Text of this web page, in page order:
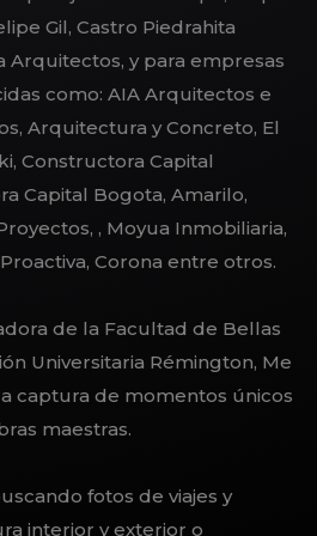
Gil, Castro Piedrahita
Arquitectos, y para empresas
como: AIA Arquitectos e
Arquitectura y Concreto, El
Constructora Capital
Capital Bogota, Amarilo,
, Moyua Inmobiliaria,
Corona entre otros.
de la Facultad de Bellas
Universitaria Rémington, Me
captura de momentos únicos
maestras.
fotos de viajes y
interior y exterior o